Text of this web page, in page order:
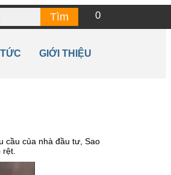
0
GIỚI THIỆU
cầu của nhà đầu tư, Sao